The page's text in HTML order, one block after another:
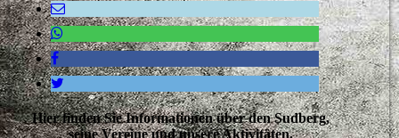
Hier finden Sie Informationen über den Sudberg,
seine Vereine und unsere Aktivitäten.